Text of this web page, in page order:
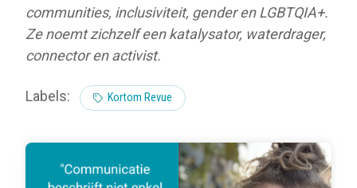
communities, inclusiviteit, gender en LGBTQIA+.
Ze noemt zichzelf een katalysator, waterdrager,
connector en activist.
Labels: Kortom Revue